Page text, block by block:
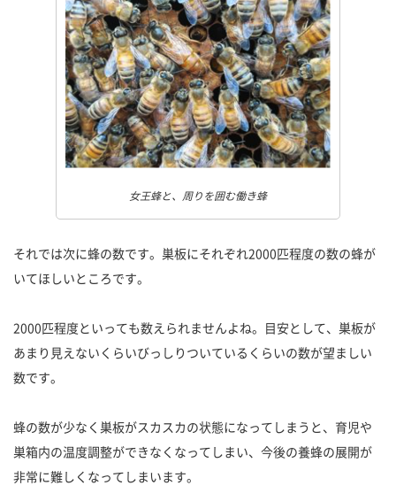
女王蜂と、周りを囲む働き蜂
それでは次に蜂の数です。巣板にそれぞれ2000匹程度の数の蜂が
いてほしいところです。
2000匹程度といっても数えられませんよね。目安として、巣板が
あまり見えないくらいびっしりついているくらいの数が望ましい
数です。
蜂の数が少なく巣板がスカスカの状態になってしまうと、育児や
巣箱内の温度調整ができなくなってしまい、今後の養蜂の展開が
非常に難しくなってしまいます。